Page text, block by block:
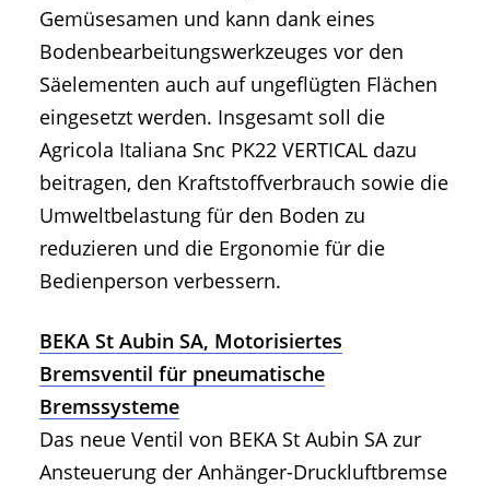
Gemüsesamen und kann dank eines
Bodenbearbeitungswerkzeuges vor den
Säelementen auch auf ungeflügten Flächen
eingesetzt werden. Insgesamt soll die
Agricola Italiana Snc PK22 VERTICAL dazu
beitragen, den Kraftstoffverbrauch sowie die
Umweltbelastung für den Boden zu
reduzieren und die Ergonomie für die
Bedienperson verbessern.
BEKA St Aubin SA, Motorisiertes
Bremsventil für pneumatische
Bremssysteme
Das neue Ventil von BEKA St Aubin SA zur
Ansteuerung der Anhänger-Druckluftbremse